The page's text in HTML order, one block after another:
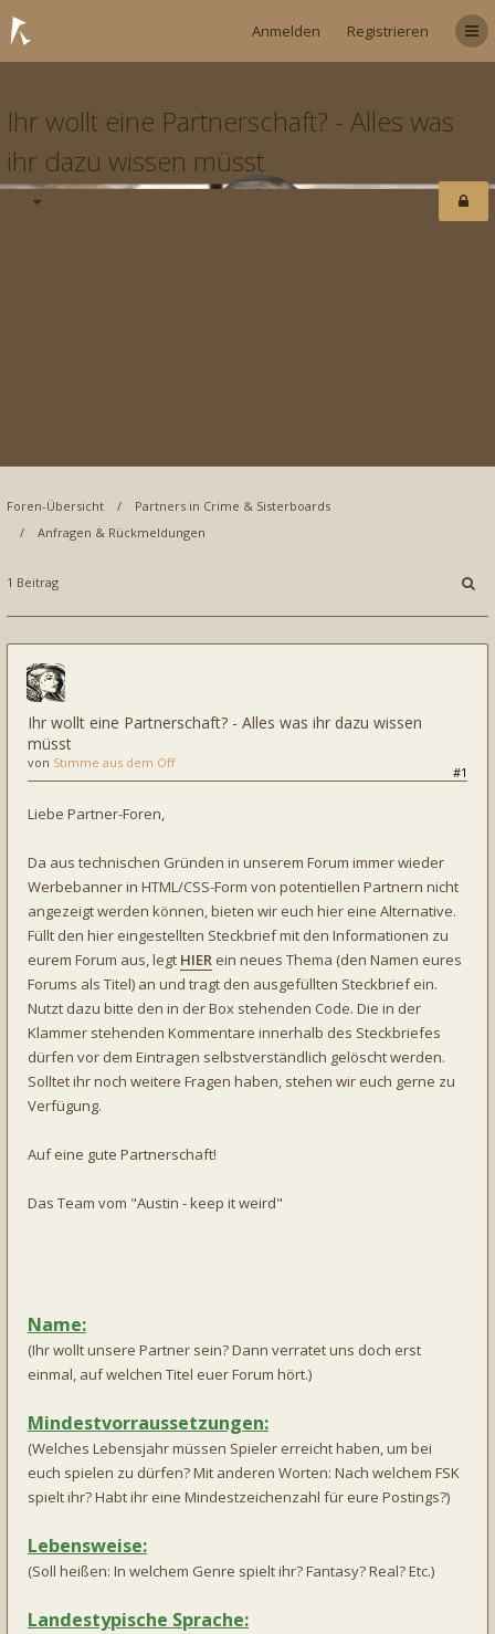
Anmelden Registrieren
Ihr wollt eine Partnerschaft? - Alles was
ihr dazu wissen müsst
Foren-Übersicht
Partners in Crime & Sisterboards
Anfragen & Rückmeldungen
1 Beitrag
Ihr wollt eine Partnerschaft? - Alles was ihr dazu wissen
müsst
#1
von Stimme aus dem Off
Liebe Partner-Foren,
Da aus technischen Gründen in unserem Forum immer wieder
Werbebanner in HTML/CSS-Form von potentiellen Partnern nicht
angezeigt werden können, bieten wir euch hier eine Alternative.
Füllt den hier eingestellten Steckbrief mit den Informationen zu
eurem Forum aus, legt HIER ein neues Thema (den Namen eures
Forums als Titel) an und tragt den ausgefüllten Steckbrief ein.
Nutzt dazu bitte den in der Box stehenden Code. Die in der
Klammer stehenden Kommentare innerhalb des Steckbriefes
dürfen vor dem Eintragen selbstverständlich gelöscht werden.
Solltet ihr noch weitere Fragen haben, stehen wir euch gerne zu
Verfügung.
Auf eine gute Partnerschaft!
Das Team vom "Austin - keep it weird"
Name:
(Ihr wollt unsere Partner sein? Dann verratet uns doch erst
einmal, auf welchen Titel euer Forum hört.)
Mindestvorraussetzungen:
(Welches Lebensjahr müssen Spieler erreicht haben, um bei
euch spielen zu dürfen? Mit anderen Worten: Nach welchem FSK
spielt ihr? Habt ihr eine Mindestzeichenzahl für eure Postings?)
Lebensweise:
(Soll heißen: In welchem Genre spielt ihr? Fantasy? Real? Etc.)
Landestypische Sprache: